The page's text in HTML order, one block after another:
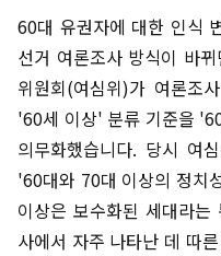
60대 유권자에 대한 인식
선거 여론조사 방식이 바
위원회(여심위)가 여론조
'60세 이상' 분류 기준을
의무화했습니다. 당시 여
'60대와 70대 이상의 정치
이상은 보수화된 세대라
사에서 자주 나타난 데 따